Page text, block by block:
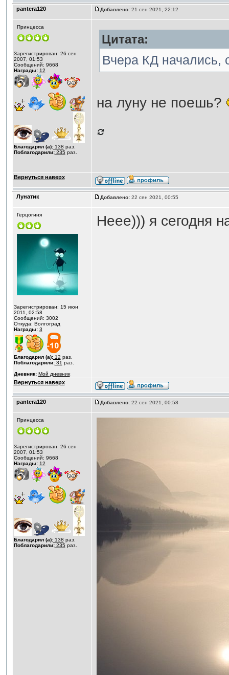
pantera120 Добавлено:21 сен 2021, 22:12
Принцесса
Зарегистрирован: 26 сен
2007, 01:53
Сообщений: 9668
Награды: 12
Благодарил (а):138 раз.
Поблагодарили:235 раз.
Цитата:
Вчера КД начались,
на луну не поешь?
Вернуться наверх
Лунатик Добавлено:22 сен 2021, 00:55
Герцогиня
Зарегистрирован: 15 июн
2011, 02:58
Сообщений: 3002
Откуда: Волгоград
Награды: 3
Благодарил (а):12 раз.
Поблагодарили:31 раз.
Дневник: Мой дневник
Неее))) я сегодня
Вернуться наверх
pantera120 Добавлено:22 сен 2021, 00:58
Принцесса
Зарегистрирован: 26 сен
2007, 01:53
Сообщений: 9668
Награды: 12
Благодарил (а):138 раз.
Поблагодарили:235 раз.